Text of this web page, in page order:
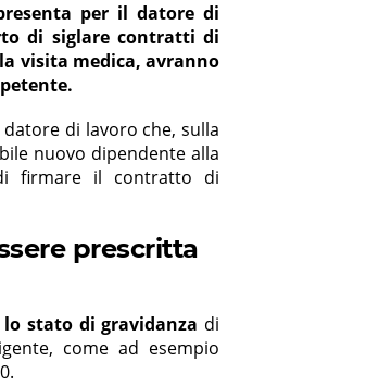
per il datore di
di siglare contratti di
visita medica, avranno
di lavoro che, sulla
nuovo dipendente alla
firmare il contratto di
prescritta
stato di gravidanza di
come ad esempio